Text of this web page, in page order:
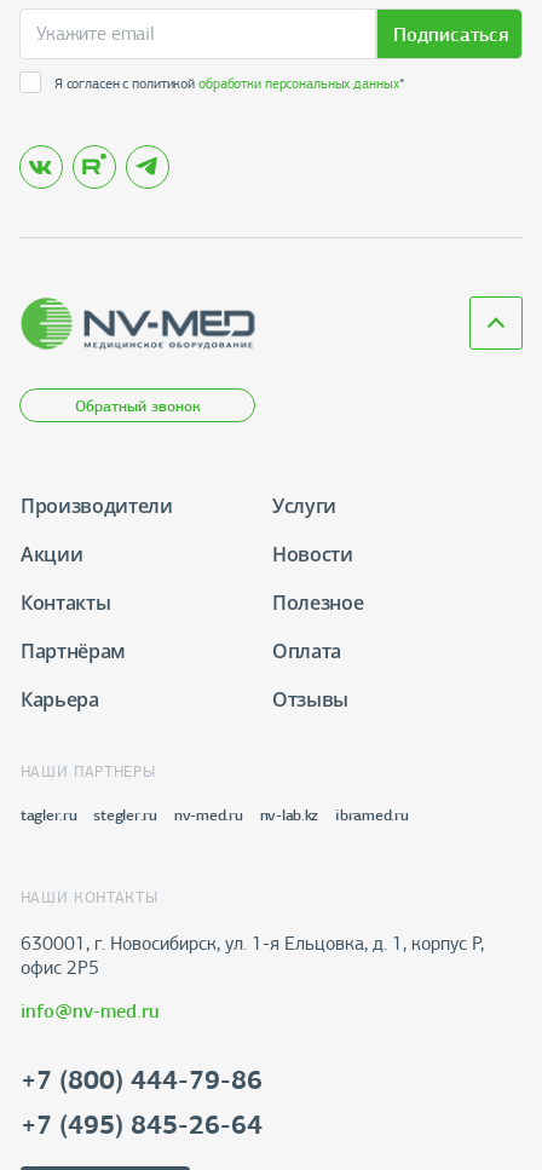
Подписаться
Я согласен с политикойобработки персональных данных*
Обратный звонок
Производители
Услуги
Акции
Новости
Контакты
Полезное
Партнёрам
Оплата
Карьера
Отзывы
НАШИ ПАРТНЕРЫ
tagler.ru stegler.ru nv-med.ru nv-lab.kz ibramed.ru
НАШИ КОНТАКТЫ
630001, г. Новосибирск, ул. 1-я Ельцовка, д. 1, корпус Р,
офис 2Р5
info@nv-med.ru
+7 (800) 444-79-86
+7 (495) 845-26-64